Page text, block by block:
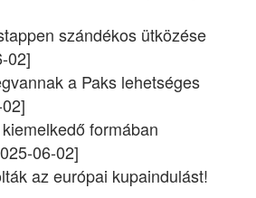
szándékos ütközése
02]
a Paks lehetséges
formában
06-02]
az európai kupaindulást!